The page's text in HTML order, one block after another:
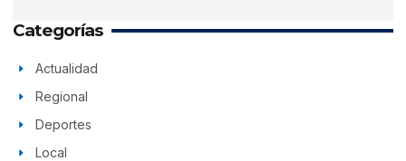
Categorías
Actualidad
Regional
Deportes
Local